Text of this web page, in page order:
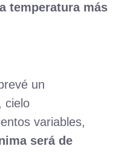
temperatura más
un
cielo
variables,
será de